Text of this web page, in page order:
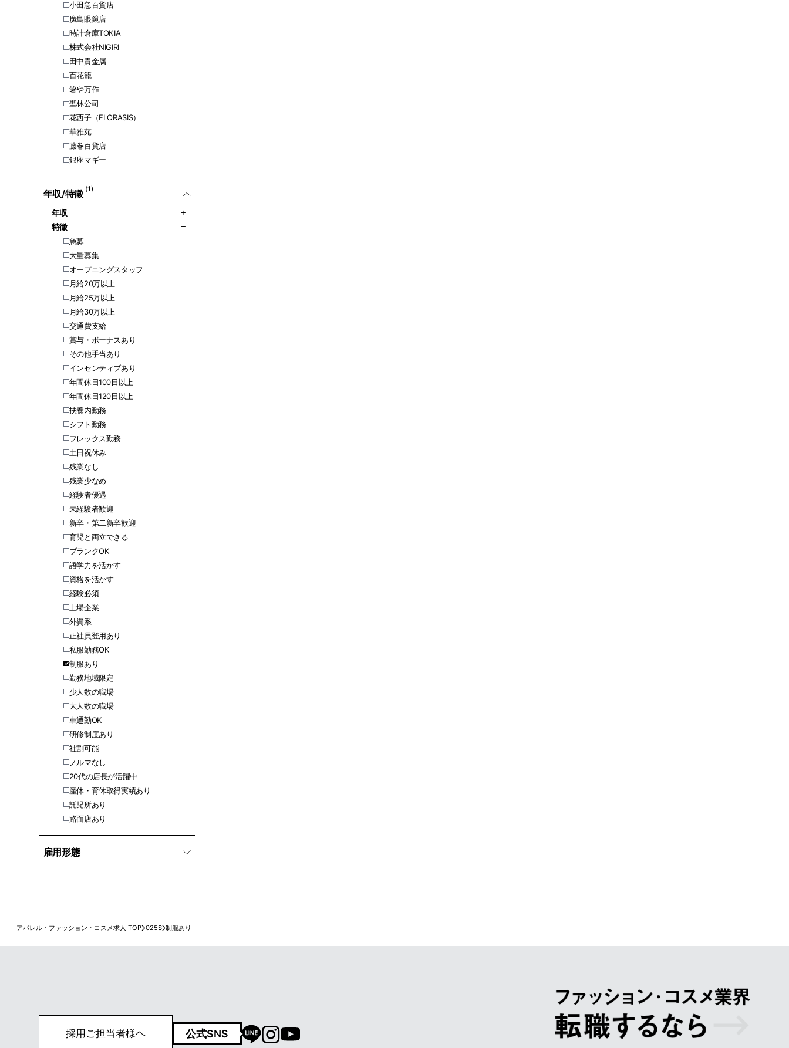
小田急百貨店
廣島眼鏡店
時計倉庫TOKIA
株式会社NIGIRI
田中貴金属
百花籠
箸や万作
聖林公司
花西子（FLORASIS）
華雅苑
藤巻百貨店
銀座マギー
年収/特徵 (1)
年収
特徵
急募
大量募集
オープニングスタッフ
月給20万以上
月給25万以上
月給30万以上
交通費支給
賞与・ボーナスあり
その他手当あり
インセンティブあり
年間休日100日以上
年間休日120日以上
扶養内勤務
シフト勤務
フレックス勤務
土日祝休み
残業なし
残業少なめ
経験者優遇
未経験者歓迎
新卒・第二新卒歓迎
育児と両立できる
ブランクOK
語学力を活かす
資格を活かす
経験必須
上場企業
外資系
正社員登用あり
私服勤務OK
制服あり
勤務地域限定
少人数の職場
大人数の職場
車通勤OK
研修制度あり
社割可能
ノルマなし
20代の店長が活躍中
産休・育休取得実績あり
託児所あり
路面店あり
雇用形態
アパレル・ファッション・コスメ求人 TOP 025S 制服あり
採用ご担当者様ヘ 公式SNS